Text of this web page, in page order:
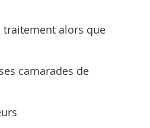
traitement alors que
camarades de